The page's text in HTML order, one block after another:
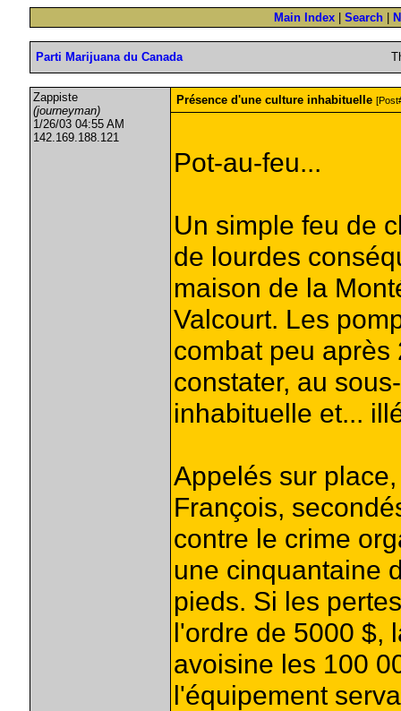
Main Index Search
Parti Marijuana du Canada
Zappiste
(journeyman)
1/26/03 04:55 AM
142.169.188.121
Présence d'une culture inhabituelle
Pot-au-feu...
Un simple feu de
de lourdes
maison de la
Valcourt. Les
combat peu
constater, au
inhabituelle et...
Appelés sur
François,
contre le crime
une cinquantaine
pieds. Si les
l'ordre de 5000 $,
avoisine les 100
l'équipement